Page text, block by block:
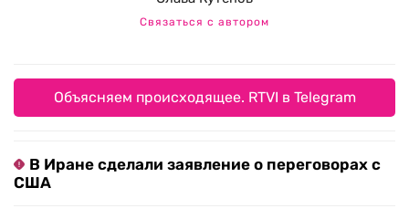
Связаться с автором
Объясняем происходящее. RTVI в Telegram
В Иране сделали заявление о переговорах с
США